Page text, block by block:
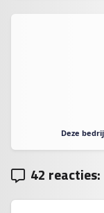
Deze
42 reacties: